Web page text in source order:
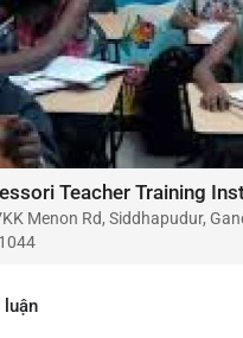
Menon Rd, Siddhapudur,
luận